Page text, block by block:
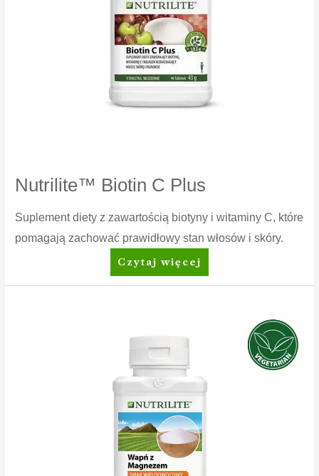
Nutrilite™ Biotin C Plus
Suplement diety z zawartością biotyny i witaminy C, które
pomagają zachować prawidłowy stan włosów i skóry.
Nutrilite™
Biotin
Czytaj więcej